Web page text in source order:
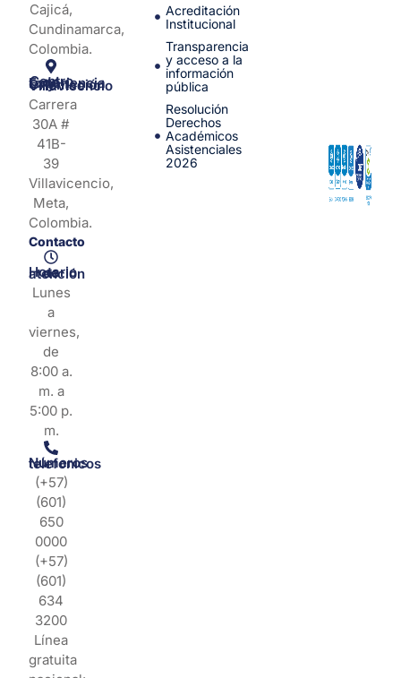
Cajicá,
Cundinamarca,
Colombia.
Centro de Experiencia y Orientación Villavicencio
Carrera
30A #
41B-
39
Villavicencio,
Meta,
Colombia.
Contacto
Horario de atención
Lunes
a
viernes,
de
8:00 a.
m. a
5:00 p.
m.
Números telefonicos
(+57)
(601)
650
0000
(+57)
(601)
634
3200
Línea
gratuita
Acreditación
Institucional
Transparencia
y acceso a la
información
pública
Resolución
Derechos
Académicos
Asistenciales
2026